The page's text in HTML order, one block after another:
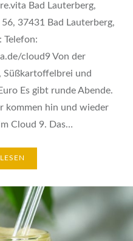
Bad Lauterberg,
37431 Bad Lauterberg,
Telefon:
cloud9 Von der
Süßkartoffelbrei und
Es gibt runde Abende.
kommen hin und wieder
Cloud 9. Das…